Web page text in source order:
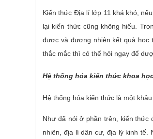
Kiến thức Địa lí lớp 11 khá khó,
lại kiến thức cũng không hiểu.
được và đương nhiên kết quả học
thắc mắc thì có thể hỏi ngay để
Hệ thống hóa kiến thức khoa
Hệ thống hóa kiến thức là một
Như đã nói ở phần trên, kiến
nhiên, địa lí dân cư, địa lý kinh tế.